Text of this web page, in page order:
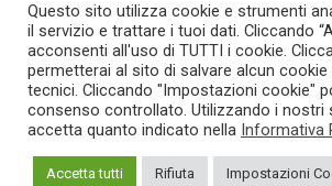
Autorizzazione del Tribunale di Roma 286 del
dicembre 2014. Direttore Responsabile: Sergio
Cararo. Indirizzo: V.Casalbruciato 27- sc. B -
Tel. 06.640.122.19 -
TG CONTROPIANO
LINK CONSIGLIATI
PRIVACY
COOKIE POLICY
Questo sito utilizza cookie e strumenti
il servizio e trattare i tuoi dati. Cliccando
acconsenti all'uso di TUTTI i cookie.
permetterai al sito di salvare alcun cookie
tecnici. Cliccando "Impostazioni cookie"
consenso controllato. Utilizzando i nostri
accetta quanto indicato nella Informativa
Accetta tutti Rifiuta Impostazioni